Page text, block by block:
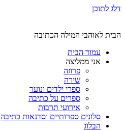
דלג לתוכן
הבית לאוהבי המילה הכתובה
עמוד הבית
אני ממליצה
פרוזה
שירה
ספרי ילדים ונוער
ספרים על כתיבה
אירועי תרבות
סלונים ספרותיים וסדנאות כתיבה
הבלוג